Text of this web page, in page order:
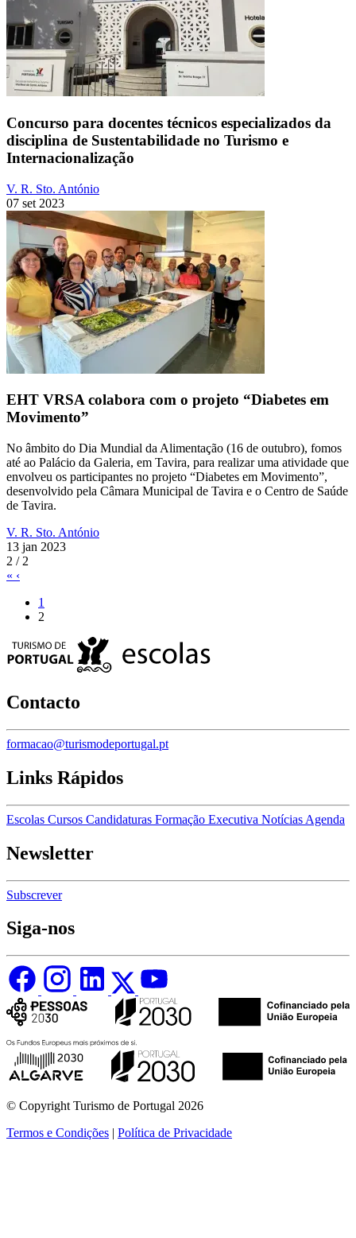
Concurso para docentes técnicos especializados da
disciplina de Sustentabilidade no Turismo e
Internacionalização
V. R. Sto. António
07 set 2023
EHT VRSA colabora com o projeto “Diabetes em
Movimento”
No âmbito do Dia Mundial da Alimentação (16 de outubro), fomos
até ao Palácio da Galeria, em Tavira, para realizar uma atividade que
envolveu os participantes no projeto “Diabetes em Movimento”,
desenvolvido pela Câmara Municipal de Tavira e o Centro de Saúde
de Tavira.
V. R. Sto. António
13 jan 2023
2 / 2
« ‹
1
2
Contacto
formacao@turismodeportugal.pt
Links Rápidos
Escolas Cursos Candidaturas Formação Executiva Notícias Agenda
Newsletter
Subscrever
Siga-nos
© Copyright Turismo de Portugal 2026
Termos e Condições | Política de Privacidade